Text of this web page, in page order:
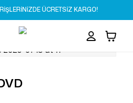
ÜCRETSİZ KARGO!
Close
Cart